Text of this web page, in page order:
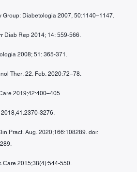
Group: Diabetologia 2007, 50:1140–1147.
Diab Rep 2014; 14: 559-566.
2008; 51: 365-371.
Ther. 22. Feb. 2020:72–78.
2019;42:400–405.
3276.
Pract. Aug. 2020;166:108289. doi:
Care 2015;38(4):544-550.